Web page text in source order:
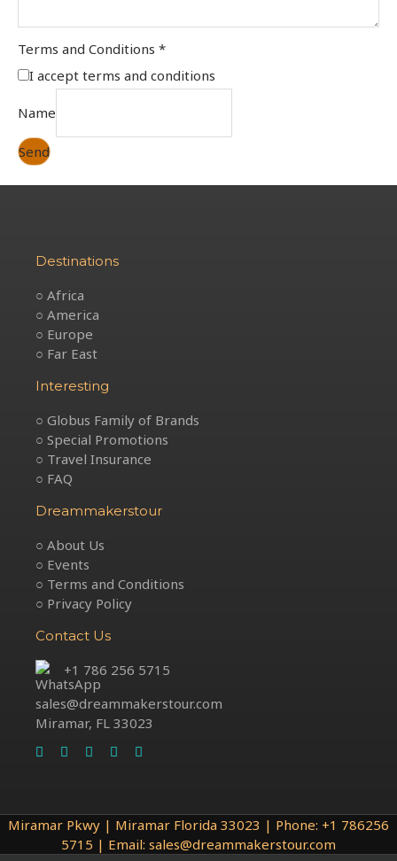
Terms and Conditions *
I accept terms and conditions
Name
Send
Destinations
○ Africa
○ America
○ Europe
○ Far East
Interesting
○ Globus Family of Brands
○ Special Promotions
○ Travel Insurance
○ FAQ
Dreammakerstour
○ About Us
○ Events
○ Terms and Conditions
○ Privacy Policy
Contact Us
+1 786 256 5715
sales@dreammakerstour.com
Miramar, FL 33023
Miramar Pkwy | Miramar Florida 33023 | Phone: +1 786256
5715 | Email: sales@dreammakerstour.com